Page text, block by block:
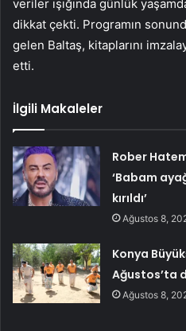
veriler ışığında günlük
dikkat çekti. Programın
gelen Baltaş, kitaplarını
etti.
İlgili Makaleler
Rober
‘Babam
kırıldı’
Ağustos 8,
Konya
Ağustos’ta
Ağustos 8,